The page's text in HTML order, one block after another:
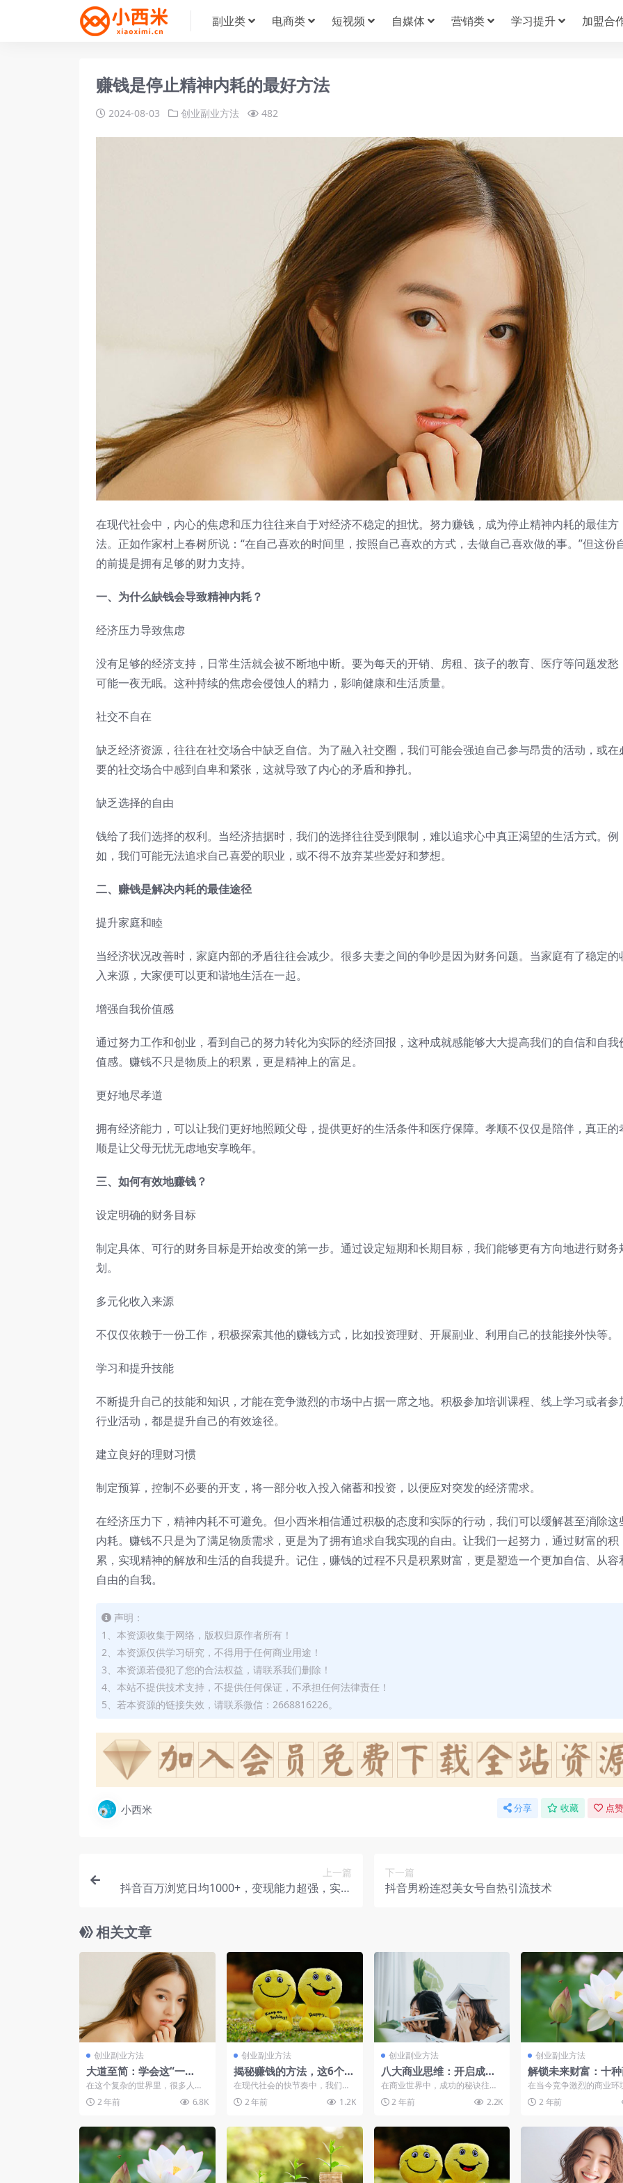
副业类 电商类 短视频 自媒体 营销类 学习提升 加盟合
赚钱是停止精神内耗的最好方法
2024-08-03 创业副业方法 482
在现代社会中，内心的焦虑和压力往往来自于对经济不稳定的担忧。努力赚钱，成为停止精神内耗的最佳方
法。正如作家村上春树所说：“在自己喜欢的时间里，按照自己喜欢的方式，去做自己喜欢做的事。”但这份
的前提是拥有足够的财力支持。
一、为什么缺钱会导致精神内耗？
经济压力导致焦虑
没有足够的经济支持，日常生活就会被不断地中断。要为每天的开销、房租、孩子的教育、医疗等问题发愁
可能一夜无眠。这种持续的焦虑会侵蚀人的精力，影响健康和生活质量。
社交不自在
缺乏经济资源，往往在社交场合中缺乏自信。为了融入社交圈，我们可能会强迫自己参与昂贵的活动，或在
要的社交场合中感到自卑和紧张，这就导致了内心的矛盾和挣扎。
缺乏选择的自由
钱给了我们选择的权利。当经济拮据时，我们的选择往往受到限制，难以追求心中真正渴望的生活方式。例
如，我们可能无法追求自己喜爱的职业，或不得不放弃某些爱好和梦想。
二、赚钱是解决内耗的最佳途径
提升家庭和睦
当经济状况改善时，家庭内部的矛盾往往会减少。很多夫妻之间的争吵是因为财务问题。当家庭有了稳定的
入来源，大家便可以更和谐地生活在一起。
增强自我价值感
通过努力工作和创业，看到自己的努力转化为实际的经济回报，这种成就感能够大大提高我们的自信和自我
值感。赚钱不只是物质上的积累，更是精神上的富足。
更好地尽孝道
拥有经济能力，可以让我们更好地照顾父母，提供更好的生活条件和医疗保障。孝顺不仅仅是陪伴，真正的
顺是让父母无忧无虑地安享晚年。
三、如何有效地赚钱？
设定明确的财务目标
制定具体、可行的财务目标是开始改变的第一步。通过设定短期和长期目标，我们能够更有方向地进行财务
划。
多元化收入来源
不仅仅依赖于一份工作，积极探索其他的赚钱方式，比如投资理财、开展副业、利用自己的技能接外快等。
学习和提升技能
不断提升自己的技能和知识，才能在竞争激烈的市场中占据一席之地。积极参加培训课程、线上学习或者参
行业活动，都是提升自己的有效途径。
建立良好的理财习惯
制定预算，控制不必要的开支，将一部分收入投入储蓄和投资，以便应对突发的经济需求。
在经济压力下，精神内耗不可避免。但小西米相信通过积极的态度和实际的行动，我们可以缓解甚至消除这
内耗。赚钱不只是为了满足物质需求，更是为了拥有追求自我实现的自由。让我们一起努力，通过财富的积
累，实现精神的解放和生活的自我提升。记住，赚钱的过程不只是积累财富，更是塑造一个更加自信、从容
自由的自我。
声明：
1、本资源收集于网络，版权归原作者所有！
2、本资源仅供学习研究，不得用于任何商业用途！
3、本资源若侵犯了您的合法权益，请联系我们删除！
4、本站不提供技术支持，不提供任何保证，不承担任何法律责任！
5、若本资源的链接失效，请联系微信：2668816226。
小西米 分享 收藏 点
上一篇
抖音百万浏览日均1000+，变现能力超强，实操
下一篇
抖音男粉连怼美女号自热引流技术
相关文章
创业副业方法
大道至简：学会这“一
招”，轻松赚大钱
在这个复杂的世界里，很多人认
为要赚大钱，必须掌握复杂的技
能和知识。但实际上，真正...
2 年前 6.8K
创业副业方法
揭秘赚钱的方法，这6个极
简习惯，让赚钱变得更简
单
在现代社会的快节奏中，我们经
常被淹没在信息和任务的海洋
里，效率低下，目标模糊。为...
2 年前 1.2K
创业副业方法
八大商业思维：开启成功
之路的关键法则
在商业世界中，成功的秘诀往往
隐藏在那些简单却被忽视的商业
思维中。以下是小西米整理...
2 年前 2.2K
创业副业方法
解锁未来财富：十种
思维助你赢在起跑线
在当今竞争激烈的商业环
拥有一套成熟的商业思维
的关键。小西米整理了以
2 年前